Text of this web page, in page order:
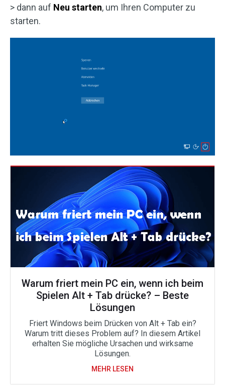
> dann auf Neu starten, um Ihren Computer zu
starten.
Warum friert mein PC ein, wenn ich beim
Spielen Alt + Tab drücke? – Beste
Lösungen
Friert Windows beim Drücken von Alt + Tab ein?
Warum tritt dieses Problem auf? In diesem Artikel
erhalten Sie mögliche Ursachen und wirksame
Lösungen.
MEHR LESEN